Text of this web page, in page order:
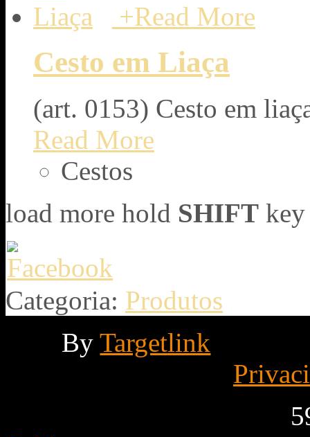
+Read More
Cesto em Liaça
(art. 0153) Cesto em
Read More
Cestos
load more hold SHIFT
Categoria: Produtos
ByTargetlink
5